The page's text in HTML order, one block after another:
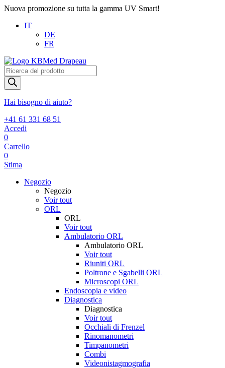
Nuova promozione su tutta la gamma UV Smart!
IT
DE
FR
Products
search
Hai bisogno di aiuto?
+41 61 331 68 51
Accedi
0
Carrello
0
Stima
Negozio
Negozio
Voir tout
ORL
ORL
Voir tout
Ambulatorio ORL
Ambulatorio ORL
Voir tout
Riuniti ORL
Poltrone e Sgabelli ORL
Microscopi ORL
Endoscopia e video
Diagnostica
Diagnostica
Voir tout
Occhiali di Frenzel
Rinomanometri
Timpanometri
Combi
Videonistagmografia